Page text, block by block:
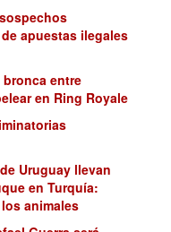
apuestas ilegales
bronca entre
en Ring Royale
Uruguay llevan
en Turquía:
animales